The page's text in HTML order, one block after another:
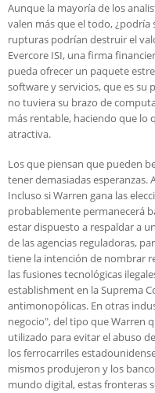
Aunque la mayoría de los
valen más que el todo,
rupturas podrían destruir el
Evercore ISI, una firma
pueda ofrecer un paquete
software y servicios, que es su
no tuviera su brazo de
más rentable, haciendo que lo
atractiva.
Los que piensan que pueden
tener demasiadas esperanzas.
Incluso si Warren gana las
probablemente permanecerá
estar dispuesto a respaldar a
de las agencias reguladoras,
tiene la intención de nombrar
las fusiones tecnológicas
establishment en la Suprema
antimonopólicas. En otras
negocio", del tipo que Warren
utilizado para evitar el abuso
los ferrocarriles
mismos produjeron y los
mundo digital, estas fronteras